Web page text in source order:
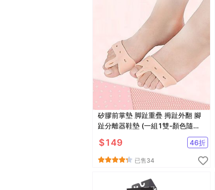
矽膠前掌墊 脚趾重疊 拇趾外翻 腳
趾分離器鞋墊 (一組1雙-顏色隨機)
$149 46折
已售34